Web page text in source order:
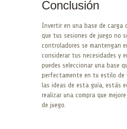
Conclusión
Invertir en una base de carga
que tus sesiones de juego no
controladores se mantengan
considerar tus necesidades y
puedes seleccionar una base
perfectamente en tu estilo de
las ideas de esta guía, estás
realizar una compra que
de juego.